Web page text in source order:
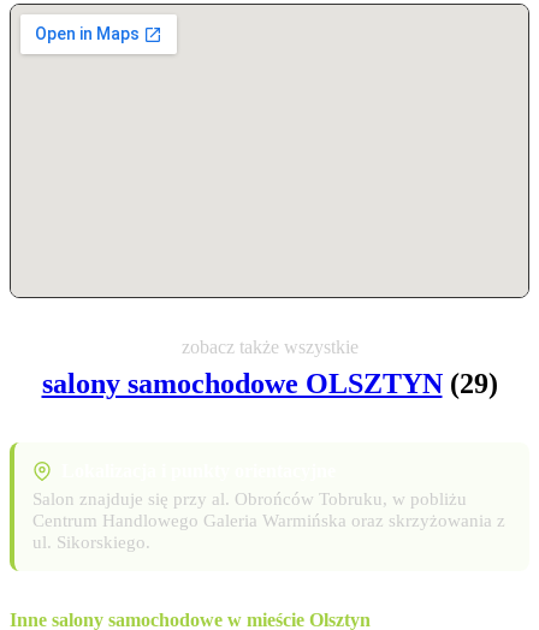
zobacz także wszystkie
salony samochodowe OLSZTYN(29)
Salon znajduje się przy al. Obrońców Tobruku, w pobliżu
Centrum Handlowego Galeria Warmińska oraz skrzyżowania z
ul. Sikorskiego.
Inne salony samochodowe w mieście Olsztyn